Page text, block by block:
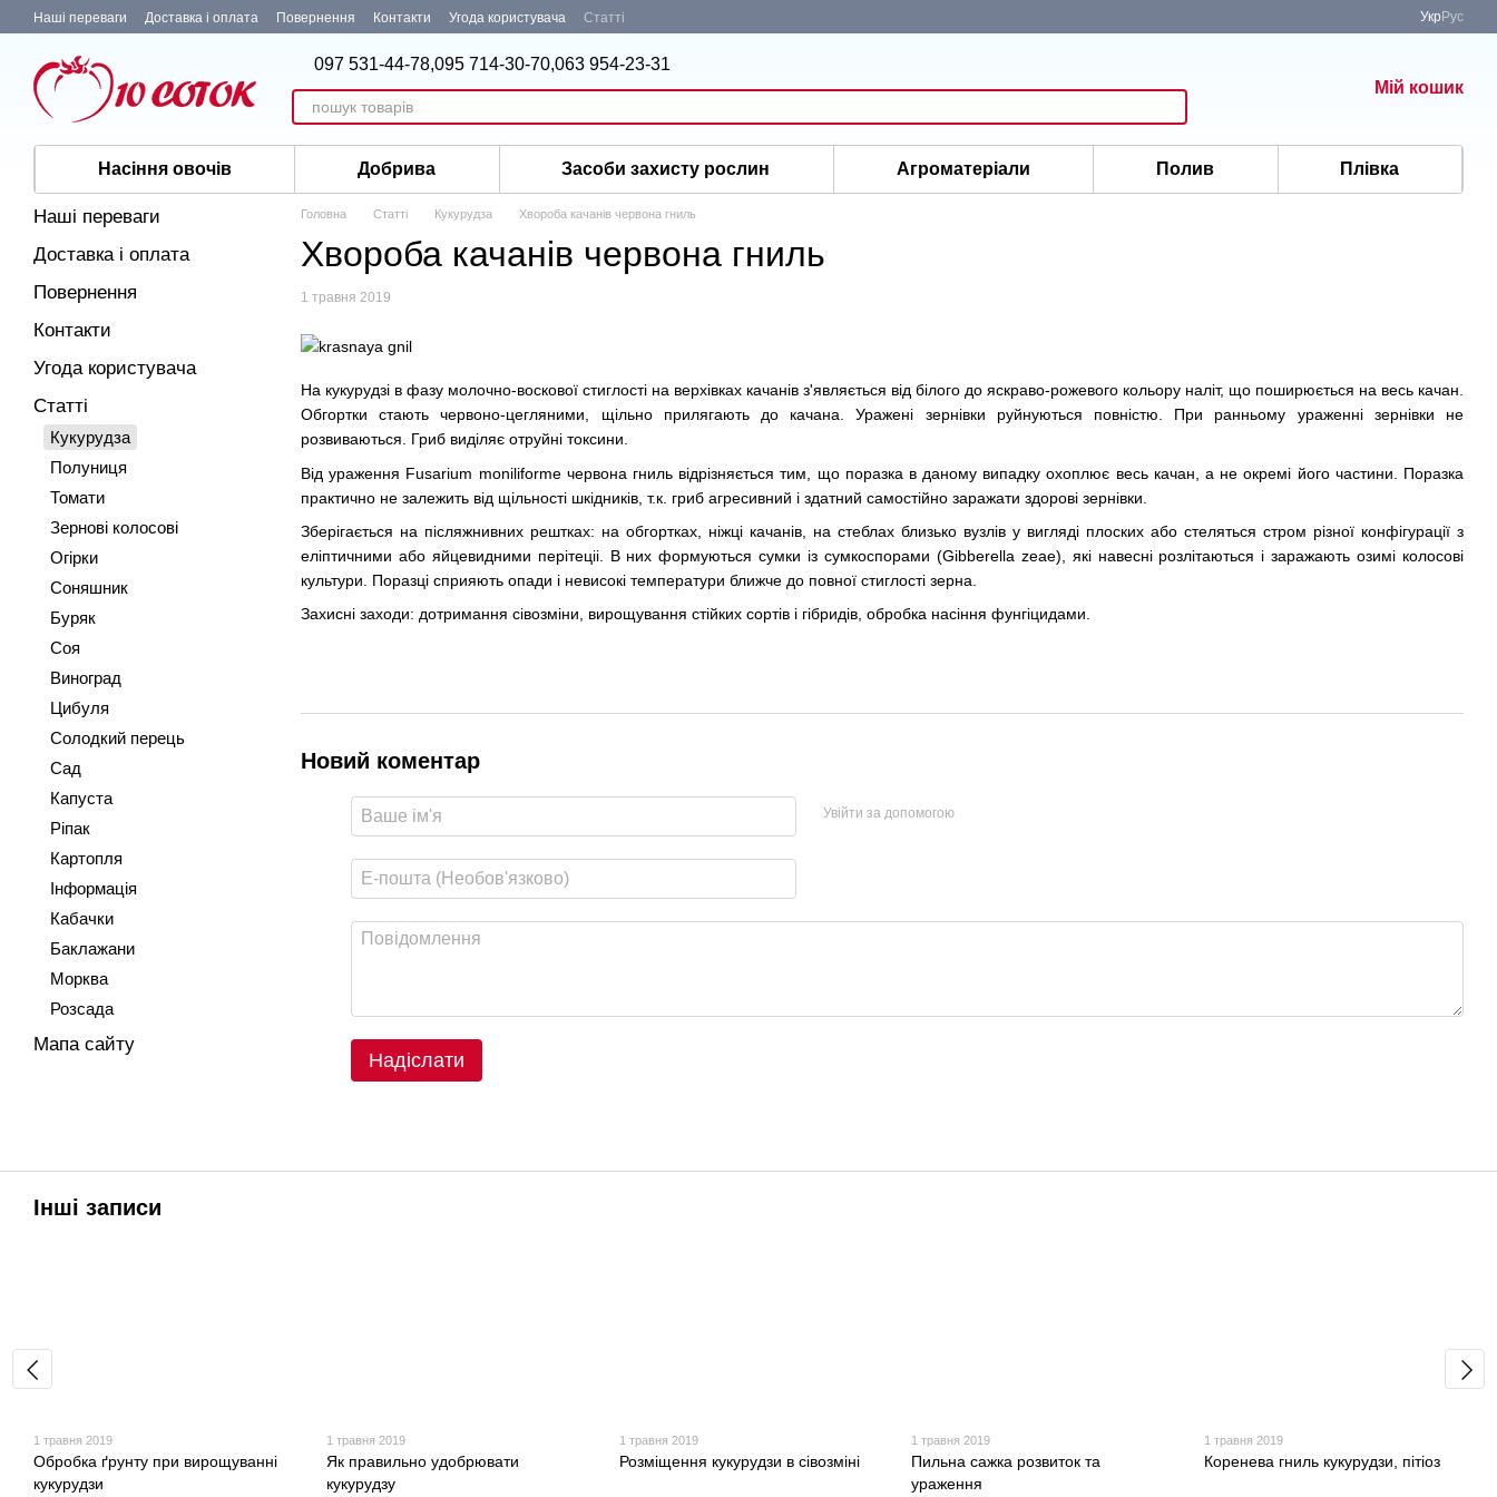
Перейти до основного контенту
Наші переваги Доставка і оплата Повернення Контакти Угода користувача Статті Укр Рус
097 531-44-78,095 714-30-70,063 954-23-31
Мій кошик
Насіння овочів Добрива Засоби захисту рослин Агроматеріали Полив Плівка
Головна Статті Кукурудза Хвороба качанів червона гниль
Хвороба качанів червона гниль
1 травня 2019
На кукурудзі в фазу молочно-воскової стиглості на верхівках качанів з'являється від білого до яскраво-рожевого кольору наліт, що поширюється на весь качан.
Обгортки стають червоно-цегляними, щільно прилягають до качана. Уражені зернівки руйнуються повністю. При ранньому ураженні зернівки не
розвиваються. Гриб виділяє отруйні токсини.
Від ураження Fusarium moniliforme червона гниль відрізняється тим, що поразка в даному випадку охоплює весь качан, а не окремі його частини. Поразка
практично не залежить від щільності шкідників, т.к. гриб агресивний і здатний самостійно заражати здорові зернівки.
Зберігається на післяжнивних рештках: на обгортках, ніжці качанів, на стеблах близько вузлів у вигляді плоских або стеляться стром різної конфігурації з
еліптичними або яйцевидними перітеціі. В них формуються сумки із сумкоспорами (Gibberella zeae), які навесні розлітаються і заражають озимі колосові
культури. Поразці сприяють опади і невисокі температури ближче до повної стиглості зерна.
Захисні заходи: дотримання сівозміни, вирощування стійких сортів і гібридів, обробка насіння фунгіцидами.
Новий коментар
Увійти за допомогою
Надіслати
Наші переваги
Доставка і оплата
Повернення
Контакти
Угода користувача
Статті
Кукурудза
Полуниця
Томати
Зернові колосові
Огірки
Соняшник
Буряк
Соя
Виноград
Цибуля
Солодкий перець
Сад
Капуста
Ріпак
Картопля
Інформація
Кабачки
Баклажани
Морква
Розсада
Мапа сайту
Інші записи
1 травня 2019
Обробка ґрунту при вирощуванні
кукурудзи
1 травня 2019
Як правильно удобрювати
кукурудзу
1 травня 2019
Розміщення кукурудзи в сівозміні
1 травня 2019
Пильна сажка розвиток та
ураження
1 травня 2019
Коренева гниль кукурудзи, пітіоз